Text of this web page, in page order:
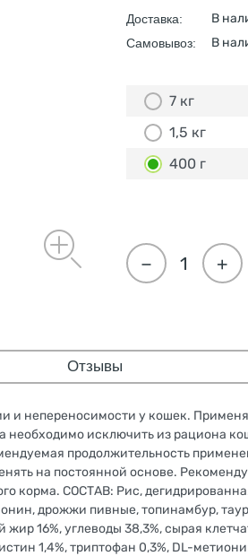
Доставка: В
Самовывоз: В
7 кг
1,5 кг
400 г
+
−
Отзывы
непереносимости у кошек.
исключить из рациона
продолжительность
на постоянной основе.
корма. СОСТАВ: Рис,
дрожжи пивные, топинамбур,
16%, углеводы 38,3%, сырая
1,4%, триптофан 0,3%, DL-